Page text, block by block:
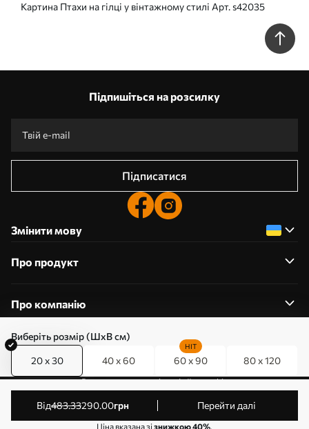
Виберіть розмір (ШхВ см)
20 x 30 40 x 60 60 x 90
HIT
80 x 120
від483.33290.00грн Перейти далі
Ціна вказана зізнижкою 40%.
Картина Птахи на гілці у вінтажному стилі Арт. s42035
Підпишіться на розсилку
Підписатися
Змінити мову
Про продукт
Про компанію
0800357223
Редагування дозволів на файли cookie
© 2011-2026 Art-holst. Усі права захищені. Власник:
ТОВ “КЛЄВЄР”. Код ЄДРПОУ: 31780602.